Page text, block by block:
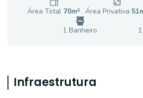
Área Total 70m² Área Privativa 51
1 Banheiro 1
Infraestrutura